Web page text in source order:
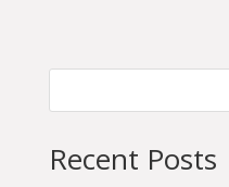
Recent Posts